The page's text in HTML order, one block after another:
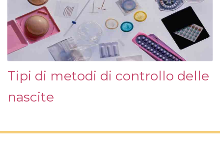
Tipi di metodi di controllo delle
nascite